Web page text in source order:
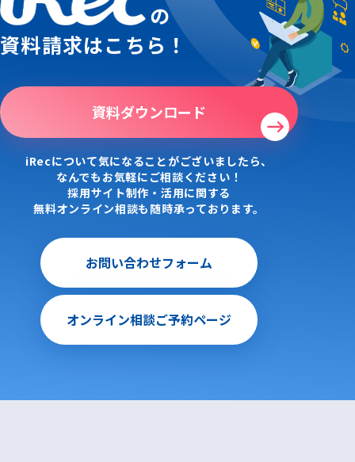
の
資料請求はこちら！
資料ダウンロード
iRecについて気になることがございましたら、
なんでもお気軽にご相談ください！
採用サイト制作・活用に関する
無料オンライン相談も随時承っております。
お問い合わせフォーム
オンライン相談ご予約ページ